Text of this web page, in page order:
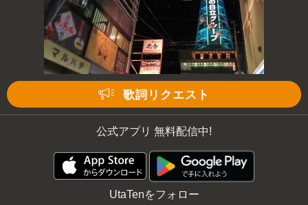
00:00/01:31
歌詞リクエスト
公式アプリ 無料配信中!
UtaTenをフォロー